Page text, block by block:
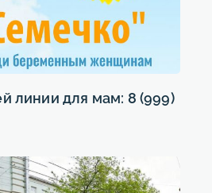
линии для мам: 8 (999)